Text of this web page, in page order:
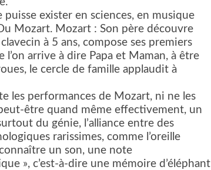
exister en sciences, en musique
Mozart. Mozart : Son père découvre
à 5 ans, compose ses premiers
l’on arrive à dire Papa et Maman, à être
le cercle de famille applaudit à
les performances de Mozart, ni ne les
être quand même effectivement, un
du génie, l’alliance entre des
rarissimes, comme l’oreille
un son, une note
», c’est-à-dire une mémoire d’éléphant